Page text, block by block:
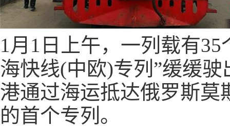
1月1日上午，一列载有35
海快线(中欧)专列”缓缓
港通过海运抵达俄罗斯莫
的首个专列。